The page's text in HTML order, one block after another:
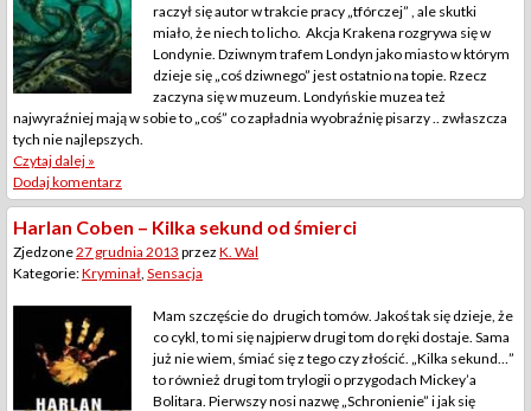
raczył się autor w trakcie pracy „tfórczej” , ale skutki
miało, że niech to licho. Akcja Krakena rozgrywa się w
Londynie. Dziwnym trafem Londyn jako miasto w którym
dzieje się „coś dziwnego” jest ostatnio na topie. Rzecz
zaczyna się w muzeum. Londyńskie muzea też
najwyraźniej mają w sobie to „coś” co zapładnia wyobraźnię pisarzy .. zwłaszcza
tych nie najlepszych.
Czytaj dalej »
Dodaj komentarz
Harlan Coben – Kilka sekund od śmierci
Zjedzone27 grudnia 2013 przez K. Wal
Kategorie:Kryminał Sensacja
Mam szczęście do drugich tomów. Jakoś tak się dzieje, że
co cykl, to mi się najpierw drugi tom do ręki dostaje. Sama
już nie wiem, śmiać się z tego czy złościć. „Kilka sekund…”
to również drugi tom trylogii o przygodach Mickey’a
Bolitara. Pierwszy nosi nazwę „Schronienie” i jak się